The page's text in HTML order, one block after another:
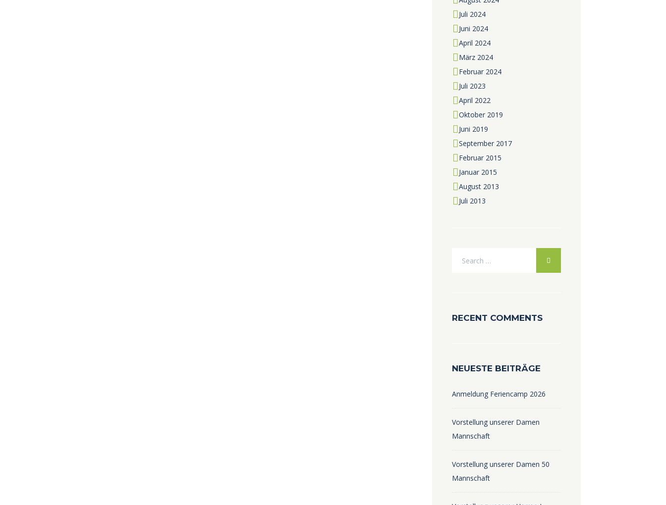
Juli 2024
Juni 2024
April 2024
März 2024
Februar 2024
Juli 2023
April 2022
Oktober 2019
Juni 2019
September 2017
Februar 2015
Januar 2015
August 2013
Juli 2013
RECENT COMMENTS
NEUESTE BEITRÄGE
Anmeldung Feriencamp 2026
Vorstellung unserer Damen
Mannschaft
Vorstellung unserer Damen 50
Mannschaft